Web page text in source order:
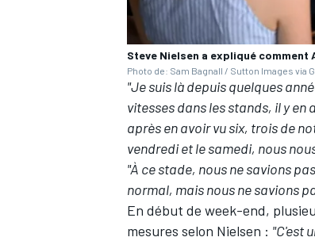
Steve Nielsen a expliqué comment
Photo de: Sam Bagnall / Sutton Images via
"Je suis là depuis quelques
vitesses dans les stands, il y
après en avoir vu six, trois de
vendredi et le samedi, nous
"À ce stade, nous ne savions
normal, mais nous ne savions
En début de week-end,
mesures selon Nielsen : "C'est